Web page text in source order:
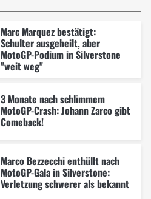
Marc Marquez bestätigt:
Schulter ausgeheilt, aber
MotoGP-Podium in Silverstone
"weit weg"
3 Monate nach schlimmem
MotoGP-Crash: Johann Zarco gibt
Comeback!
Marco Bezzecchi enthüllt nach
MotoGP-Gala in Silverstone:
Verletzung schwerer als bekannt